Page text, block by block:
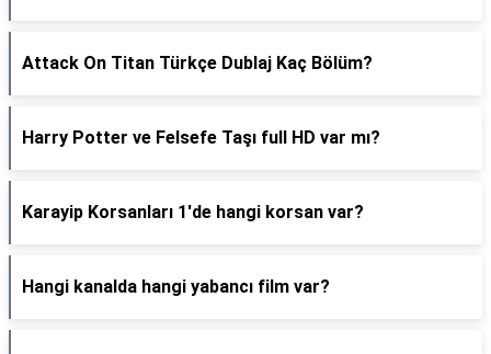
Attack On Titan Türkçe Dublaj Kaç Bölüm?
Harry Potter ve Felsefe Taşı full HD var mı?
Karayip Korsanları 1'de hangi korsan var?
Hangi kanalda hangi yabancı film var?